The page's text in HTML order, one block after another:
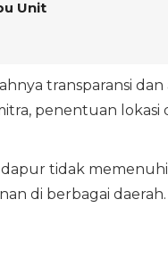
Unit
transparansi
penentuan
tidak
di berbagai daerah.